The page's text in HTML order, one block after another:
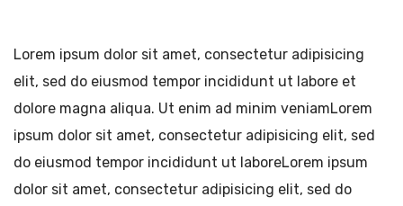
Lorem ipsum dolor sit amet, consectetur adipisicing
elit, sed do eiusmod tempor incididunt ut labore et
dolore magna aliqua. Ut enim ad minim veniamLorem
ipsum dolor sit amet, consectetur adipisicing elit, sed
do eiusmod tempor incididunt ut laboreLorem ipsum
dolor sit amet, consectetur adipisicing elit, sed do